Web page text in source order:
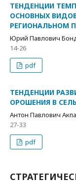
ТЕНДЕНЦИИ
ОСНОВНЫХ
РЕГИОНАЛЬНОМ
Юрий Павлович
14-26
pdf
ТЕНДЕНЦИИ
ОРОШЕНИЯ В
Антон Павлович
27-33
pdf